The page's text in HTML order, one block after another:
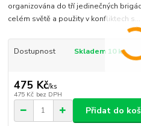
organizována do tří jedinečných
celém světě a použity v konfliktech s...
Dostupnost Skladem 10 ks
475 Kč/ks
475 Kč bez DPH
Přidat do